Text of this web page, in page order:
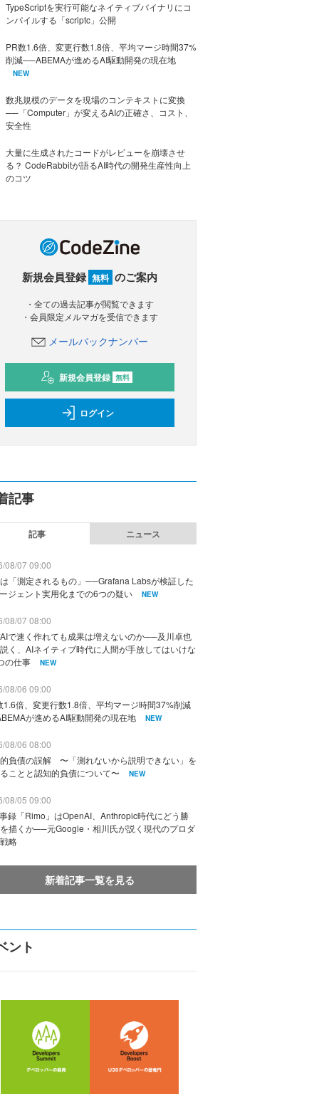
TypeScriptを実行可能なネイティブバイナリにコ
ンパイルする「scriptc」公開
PR数1.6倍、変更行数1.8倍、平均マージ時間37%
削減──ABEMAが進めるAI駆動開発の現在地
NEW
数兆規模のデータを現場のコンテキストに変換
──「Computer」が変えるAIの正確さ、コスト、
安全性
大量に生成されたコードがレビューを崩壊させ
る？ CodeRabbitが語るAI時代の開発生産性向上
のコツ
新規会員登録 無料 のご案内
・全ての過去記事が閲覧できます
・会員限定メルマガを受信できます
メールバックナンバー
新規会員登録 無料
ログイン
記事
記事 ニュース
08/07 09:00
「測定されるもの」──Grafana Labsが検証した
ジェント実用化までの6つの疑い
NEW
08/07 08:00
で速く作れても成果は増えないのか──及川卓也
く、AIネイティブ時代に人間が手放してはいけな
の仕事
NEW
08/06 09:00
1.6倍、変更行数1.8倍、平均マージ時間37%削減
が進めるAI駆動開発の現在地
NEW
08/06 08:00
負債の誤解 〜「測れないから説明できない」を
ことと認知的負債について〜
NEW
08/05 09:00
録「Rimo」はOpenAI、Anthropic時代にどう勝
描くか──元Google・相川氏が説く現代のプロダ
略
新着記事一覧を見る
ント